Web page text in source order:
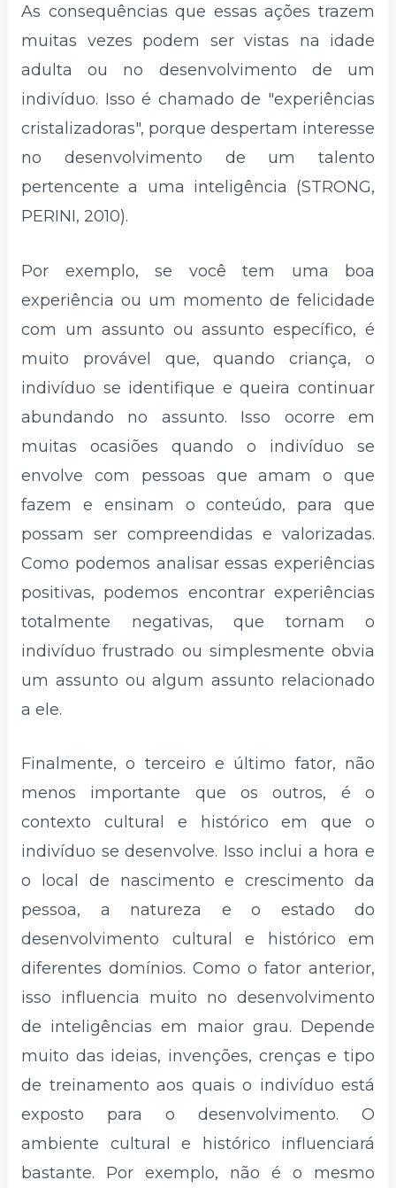
As consequências que essas ações trazem
muitas vezes podem ser vistas na idade
adulta ou no desenvolvimento de um
indivíduo. Isso é chamado de "experiências
cristalizadoras", porque despertam interesse
no desenvolvimento de um talento
pertencente a uma inteligência (STRONG,
PERINI, 2010).
Por exemplo, se você tem uma boa
experiência ou um momento de felicidade
com um assunto ou assunto específico, é
muito provável que, quando criança, o
indivíduo se identifique e queira continuar
abundando no assunto. Isso ocorre em
muitas ocasiões quando o indivíduo se
envolve com pessoas que amam o que
fazem e ensinam o conteúdo, para que
possam ser compreendidas e valorizadas.
Como podemos analisar essas experiências
positivas, podemos encontrar experiências
totalmente negativas, que tornam o
indivíduo frustrado ou simplesmente obvia
um assunto ou algum assunto relacionado
a ele.
Finalmente, o terceiro e último fator, não
menos importante que os outros, é o
contexto cultural e histórico em que o
indivíduo se desenvolve. Isso inclui a hora e
o local de nascimento e crescimento da
pessoa, a natureza e o estado do
desenvolvimento cultural e histórico em
diferentes domínios. Como o fator anterior,
isso influencia muito no desenvolvimento
de inteligências em maior grau. Depende
muito das ideias, invenções, crenças e tipo
de treinamento aos quais o indivíduo está
exposto para o desenvolvimento. O
ambiente cultural e histórico influenciará
bastante. Por exemplo, não é o mesmo